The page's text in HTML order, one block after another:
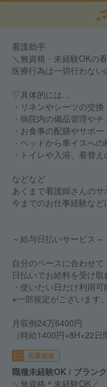
看護助手
＼無資格・未経験OKの
医療行為は一切行わない
▽具体的には…
・リネンやシーツの交換
・病院内の備品管理やチ
・お食事の配膳やサポー
・ベッドから車イスへ
・トイレや入浴、着替
などなど
あくまで看護師さんのサ
今までのお仕事経験など
～給与日払いサービス～
自分のペースに合わせて
日払いでお給料を受け取
・使いたい日だけ利用可
※一部規定がございます。
月収例24万6400円
（時給1400円×8H×22日
応募資格
職種未経験OK / ブラン
＼無資格＊未経験OK／